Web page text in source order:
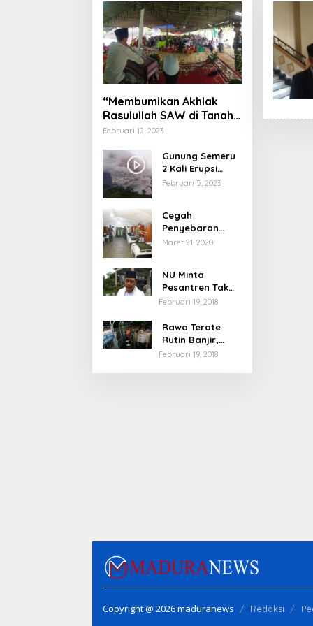
“Membumikan Akhlak
Rasulullah SAW di Tanah
Nusantara”
Februari 12, 2023
Gunung Semeru
2 Kali Erupsi
dengan Tinggi
Februari 5, 2023
Cegah
Penyebaran
Virus Corona,
Pelayanan
Maret 21, 2020
NU Minta
Pesantren Tak
Terprovokasi
Februari 19, 2018
Rawa Terate
Rutin Banjir,
Anies Bakal Cek
Februari 19, 2018
Copyright @ 2026 maduranews Redaksi